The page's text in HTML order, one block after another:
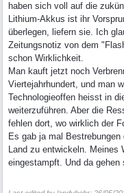
haben sich voll auf die
Lithium-Akkus ist ihr
überlegen, liefern sie. Ich
Zeitungsnotiz von dem
schon Wirklichkeit.
Man kauft jetzt noch
Viertejahrhundert, und man
Technologieoffen heisst in
weiterzuführen. Aber die
fehlen dort, wo wirklich der
Es gab ja mal
Land zu entwickeln. Meines
eingestampft. Und da